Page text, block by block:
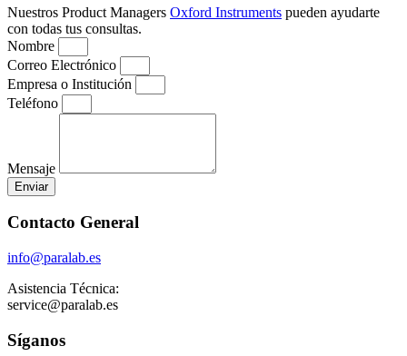
Nuestros Product Managers Oxford Instruments pueden ayudarte
con todas tus consultas.
Nombre
Correo Electrónico
Empresa o Institución
Teléfono
Mensaje
Enviar
Contacto General
info@paralab.es
Asistencia Técnica:
service@paralab.es
Síganos